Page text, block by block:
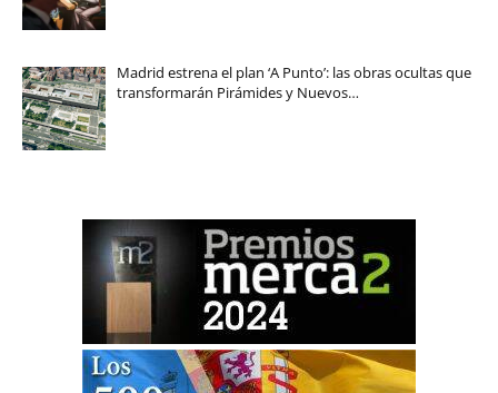
Madrid estrena el plan ‘A Punto’: las obras ocultas que
transformarán Pirámides y Nuevos…